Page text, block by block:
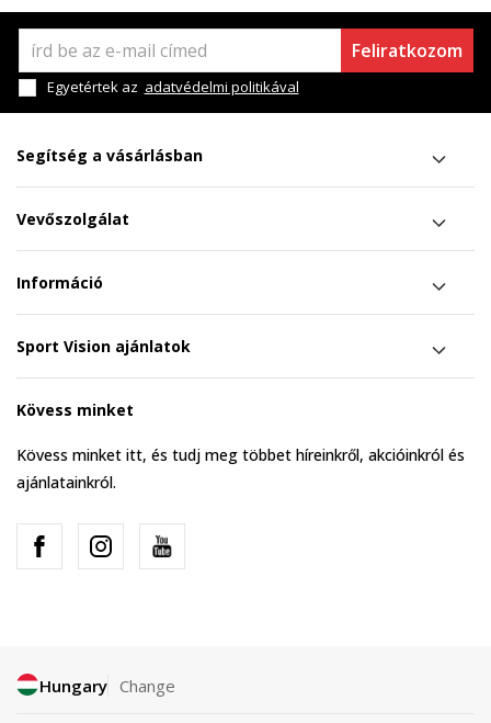
Feliratkozom
Egyetértek az adatvédelmi politikával
Segítség a vásárlásban
Vevőszolgálat
Információ
Sport Vision ajánlatok
Kövess minket
Kövess minket itt, és tudj meg többet híreinkről, akcióinkról és
ajánlatainkról.
Hungary Change